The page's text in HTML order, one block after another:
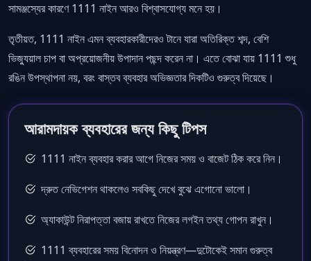
সামঞ্জস্যের কারণে 1111 নাইন আরও বিশ্বাসযোগ্য মনে হয়।
তৃতীয়ত, 1111 নাইন এমন ব্যবহারকারীদেরও টানে যারা অতিরিক্ত শব্দ, বেশি
ভিজ্যুয়াল চাপ বা অপ্রয়োজনীয় উপাদান পছন্দ করেন না। এতে বোঝা যায় 1111 শুধু
রঙিন উপস্থাপনা নয়, বরং বাস্তব ব্যবহার অভিজ্ঞতার দিকটিও গুরুত্ব দিয়েছে।
আরামদায়ক ব্যবহারের জন্য কিছু টিপস
1111 নাইন ব্যবহার করার আগে নিজের সময় ও বাজেট ঠিক করে নিন।
দ্রুত নেভিগেশন থাকলেও সবকিছু দেখে বুঝে এগোনো ভালো।
অ্যাকাউন্ট নিরাপত্তা বজায় রাখতে নিজের লগইন তথ্য গোপন রাখুন।
1111 ব্যবহারের সময় বিনোদন ও নিয়ন্ত্রণ—দুটোকেই সমান গুরুত্ব